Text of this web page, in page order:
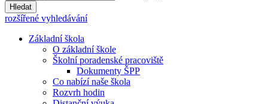
Hledat
rozšířené vyhledávání
Základní škola
O základní škole
Školní poradenské pracoviště
Dokumenty ŠPP
Co nabízí naše škola
Rozvrh hodin